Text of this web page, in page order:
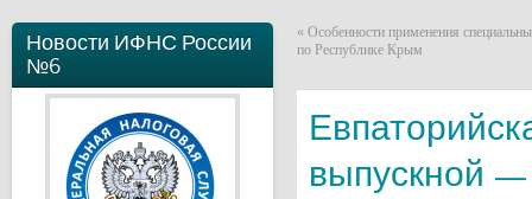
Новости ИФНС России
№6
« Особенности применения
по Республике Крым
выпускной